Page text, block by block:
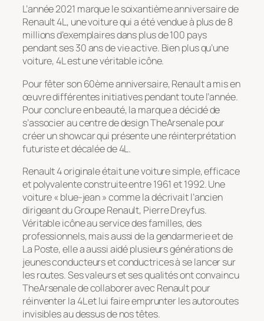
L’année 2021 marque le soixantième anniversaire de
Renault 4L, une voiture qui a été vendue à plus de 8
millions d’exemplaires dans plus de 100 pays
pendant ses 30 ans de vie active. Bien plus qu’une
voiture, 4L est une véritable icône.
Pour fêter son 60ème anniversaire, Renault a mis en
œuvre différentes initiatives pendant toute l’année.
Pour conclure en beauté, la marque a décidé de
s’associer au centre de design TheArsenale pour
créer un showcar qui présente une réinterprétation
futuriste et décalée de 4L.
Renault 4 originale était une voiture simple, efficace
et polyvalente construite entre 1961 et 1992. Une
voiture « blue-jean » comme la décrivait l’ancien
dirigeant du Groupe Renault, Pierre Dreyfus.
Véritable icône au service des familles, des
professionnels, mais aussi de la gendarmerie et de
La Poste, elle a aussi aidé plusieurs générations de
jeunes conducteurs et conductrices à se lancer sur
les routes. Ses valeurs et ses qualités ont convaincu
TheArsenale de collaborer avec Renault pour
réinventer la 4L et lui faire emprunter les autoroutes
invisibles au dessus de nos têtes.